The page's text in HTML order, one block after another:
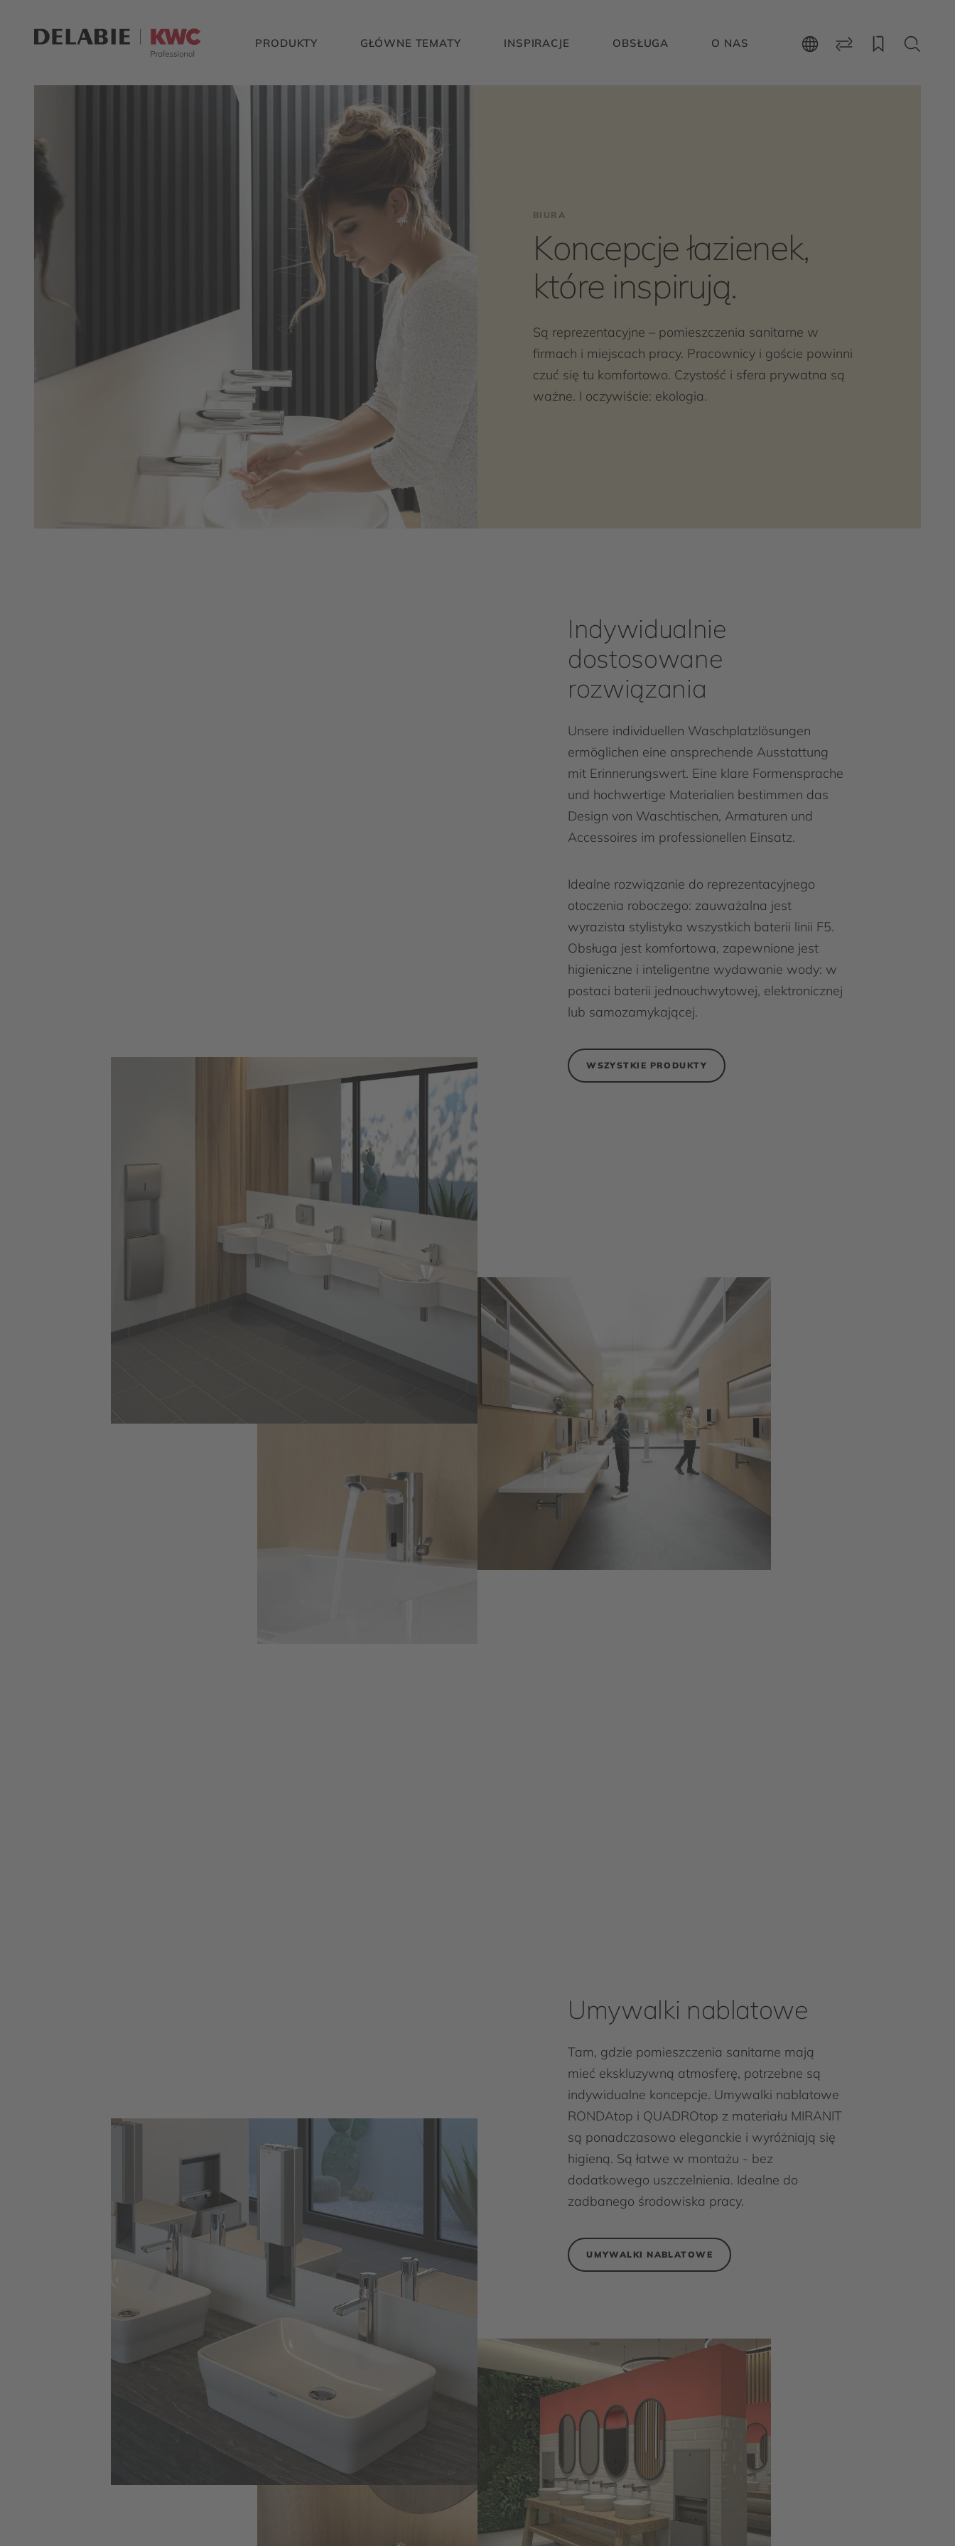
PRODUKTY GŁÓWNE TEMATY INSPIRACJE OBSŁUGA O NAS
BIURA
Koncepcje łazienek,
które inspirują.
Są reprezentacyjne – pomieszczenia sanitarne w
firmach i miejscach pracy. Pracownicy i goście powinni
czuć się tu komfortowo. Czystość i sfera prywatna są
ważne. I oczywiście: ekologia.
Indywidualnie
dostosowane
rozwiązania
Unsere individuellen Waschplatzlö­sungen
ermöglichen eine ansprechen­de Ausstattung
mit Erinnerungswert. Eine klare Formensprache
und hoch­wertige Materialien bestimmen das
Design von Waschtischen, Armaturen und
Accessoires im professionellen Einsatz.
Idealne rozwiązanie do reprezentacyjnego
otoczenia roboczego: zauważalna jest
wyrazista stylistyka wszystkich baterii linii F5.
Obsługa jest komfortowa, zapewnione jest
higieniczne i inteligentne wydawanie wody: w
postaci baterii jednouchwytowej, elektronicznej
lub samozamykającej.
WSZYSTKIE PRODUKTY
Umywalki nablatowe
Tam, gdzie pomieszczenia sanitarne mają
mieć ekskluzywną atmosferę, potrzebne są
indywidualne koncepcje. Umywalki nablatowe
RONDAtop i QUADROtop z materiału MIRANIT
są ponadczasowo eleganckie i wyróżniają się
higieną. Są łatwe w montażu - bez
dodatkowego uszczelnienia. Idealne do
zadbanego środowiska pracy.
UMYWALKI NABLATOWE